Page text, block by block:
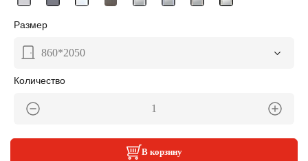
Размер
860*2050
Количество
В корзину